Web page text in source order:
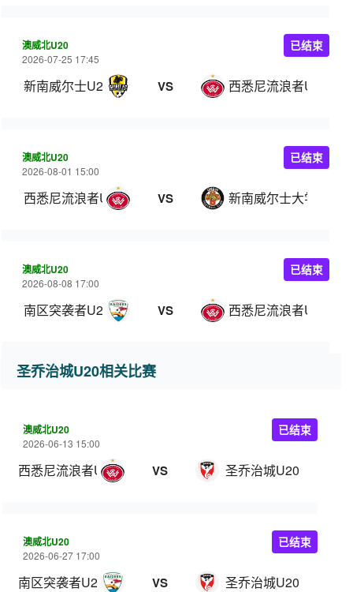
澳威北U20
2026-07-25 17:45
新南威尔士U20 VS 西悉尼流浪者U20
已结束
澳威北U20
2026-08-01 15:00
西悉尼流浪者U20 VS 新南威尔士大学U20
已结束
澳威北U20
2026-08-08 17:00
南区突袭者U20 VS 西悉尼流浪者U20
已结束
圣乔治城U20相关比赛
澳威北U20
2026-06-13 15:00
西悉尼流浪者U20 VS 圣乔治城U20
已结束
澳威北U20
2026-06-27 17:00
南区突袭者U20 VS 圣乔治城U20
已结束